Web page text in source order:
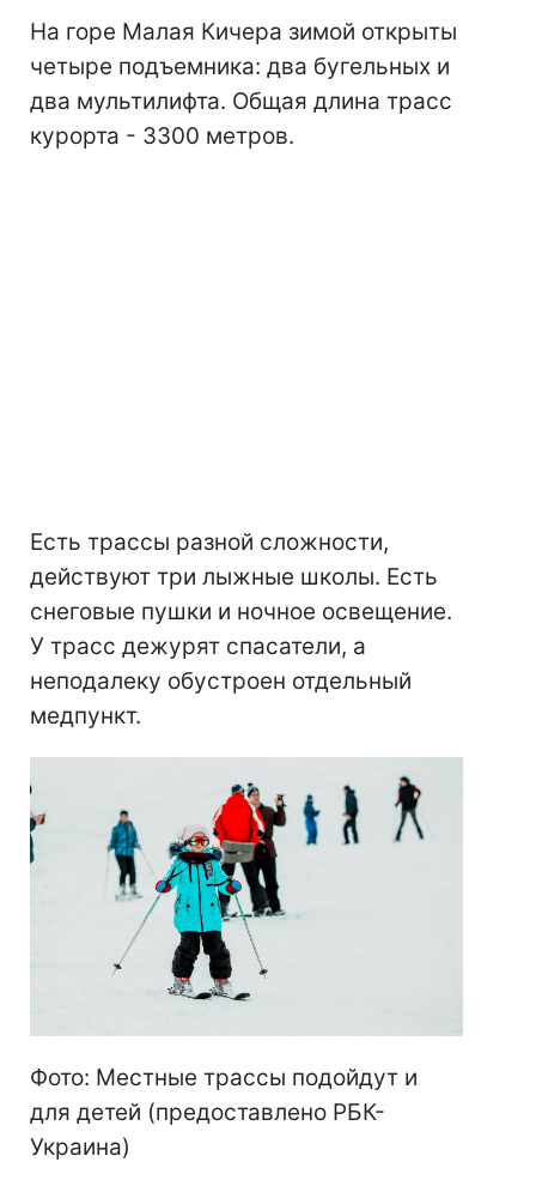
На горе Малая Кичера зимой открыты
четыре подъемника: два бугельных и
два мультилифта. Общая длина трасс
курорта - 3300 метров.
Есть трассы разной сложности,
действуют три лыжные школы. Есть
снеговые пушки и ночное освещение.
У трасс дежурят спасатели, а
неподалеку обустроен отдельный
медпункт.
Фото: Местные трассы подойдут и
для детей (предоставлено РБК-
Украина)